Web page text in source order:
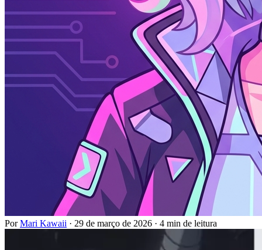
PorMari Kawaii · 29 de março de 2026 · 4 min de leitura